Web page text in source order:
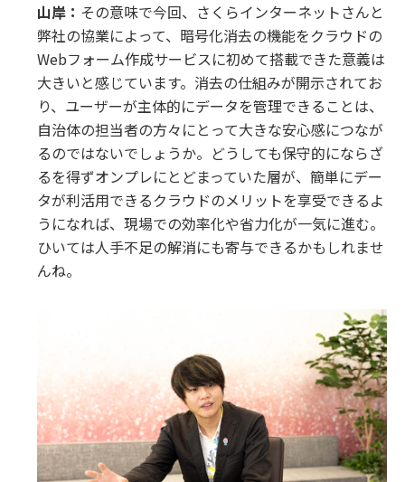
山岸： その意味で今回、さくらインターネットさんと
弊社の協業によって、暗号化消去の機能をクラウドの
Webフォーム作成サービスに初めて搭載できた意義は
大きいと感じています。消去の仕組みが開示されてお
り、ユーザーが主体的にデータを管理できることは、
自治体の担当者の方々にとって大きな安心感につなが
るのではないでしょうか。どうしても保守的にならざ
るを得ずオンプレにとどまっていた層が、簡単にデー
タが利活用できるクラウドのメリットを享受できるよ
うになれば、現場での効率化や省力化が一気に進む。
ひいては人手不足の解消にも寄与できるかもしれませ
んね。